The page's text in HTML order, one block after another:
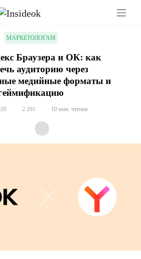
МАРКЕТОЛОГАМ
Браузера и ОК: как
аудиторию через
медийные форматы и
2 261 10 мин. чтения